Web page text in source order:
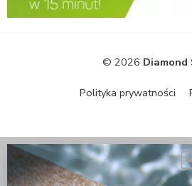
© 2026 Diamond
Polityka prywatności